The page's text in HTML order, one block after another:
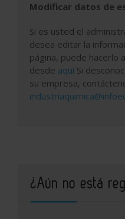
Modificar datos de
Si es usted el
desea editar la
página, puede hacerlo
desde aquí Si
su empresa,
¿Aún no está